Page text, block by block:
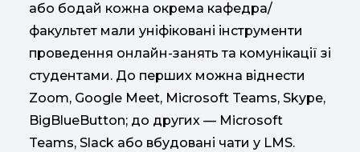
або бодай кожна окрема кафедра/
факультет мали уніфіковані інструменти
проведення онлайн-занять та комунікації зі
студентами. До перших можна віднести
Zoom, Google Meet, Microsoft Teams, Skype,
BigBlueButton; до других — Microsoft
Teams, Slack або вбудовані чати у LMS.